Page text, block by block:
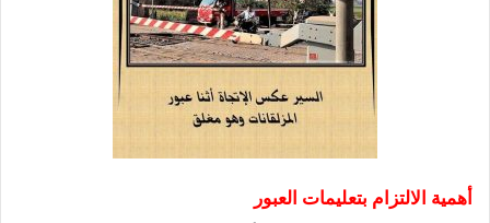
أهمية الالتزام بتعليمات العبور